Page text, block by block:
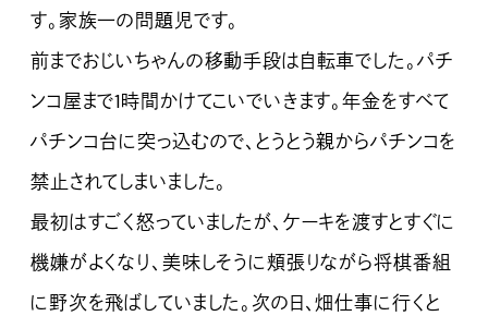
す。家族一の問題児です。
前までおじいちゃんの移動手段は自転車でした。パチ
ンコ屋まで1時間かけてこいでいきます。年金をすべて
パチンコ台に突っ込むので、とうとう親からパチンコを
禁止されてしまいました。
最初はすごく怒っていましたが、ケーキを渡すとすぐに
機嫌がよくなり、美味しそうに頬張りながら将棋番組
に野次を飛ばしていました。次の日、畑仕事に行くと